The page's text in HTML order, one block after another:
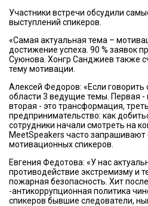
Участники встречи обсудили
выступлений спикеров.
«Самая актуальная тема –
достижение успеха. 90 % заявок
Суюнова. Хонгр Санджиев также
тему мотивации.
Алексей Федоров: «Если говорить
области 3 ведущие темы. Первая -
вторая - это трансформация,
предпринимательство: как
сотрудники начали смотреть на
MeetSpeakers часто запрашивают
мотивационных спикеров.
Евгения Федотова: «У нас
противодействие экстремизму и
пожарная безопасность. Хит
-антикоррупционная политика
спикеров бывшие следователи,